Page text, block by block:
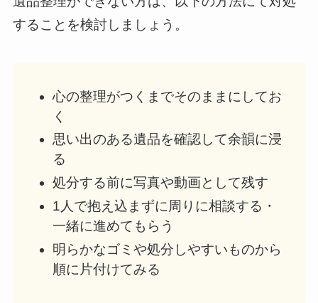
することを検討しましょう。
心の整理がつくまでそのままにしてお
く
思い出のある遺品を確認して余韻に浸
る
処分する前に写真や動画として残す
1人で抱え込まずに周りに相談する・
一緒に進めてもらう
明らかなゴミや処分しやすいものから
順に片付けてみる